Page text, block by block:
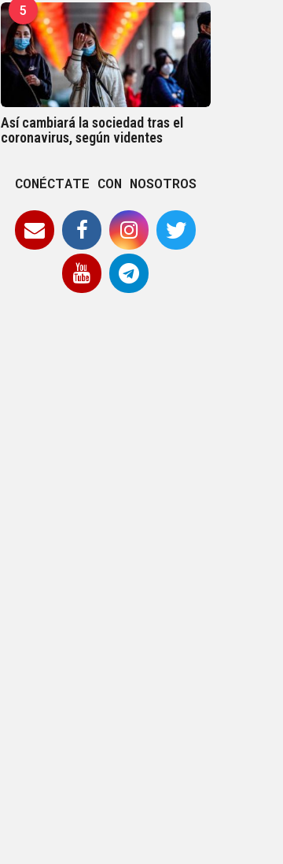
5
Así cambiará la sociedad tras el
coronavirus, según videntes
CONÉCTATE CON NOSOTROS